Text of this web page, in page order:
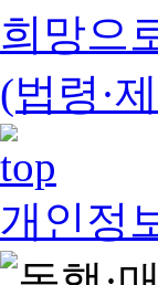
희망으
(법령·
개인정